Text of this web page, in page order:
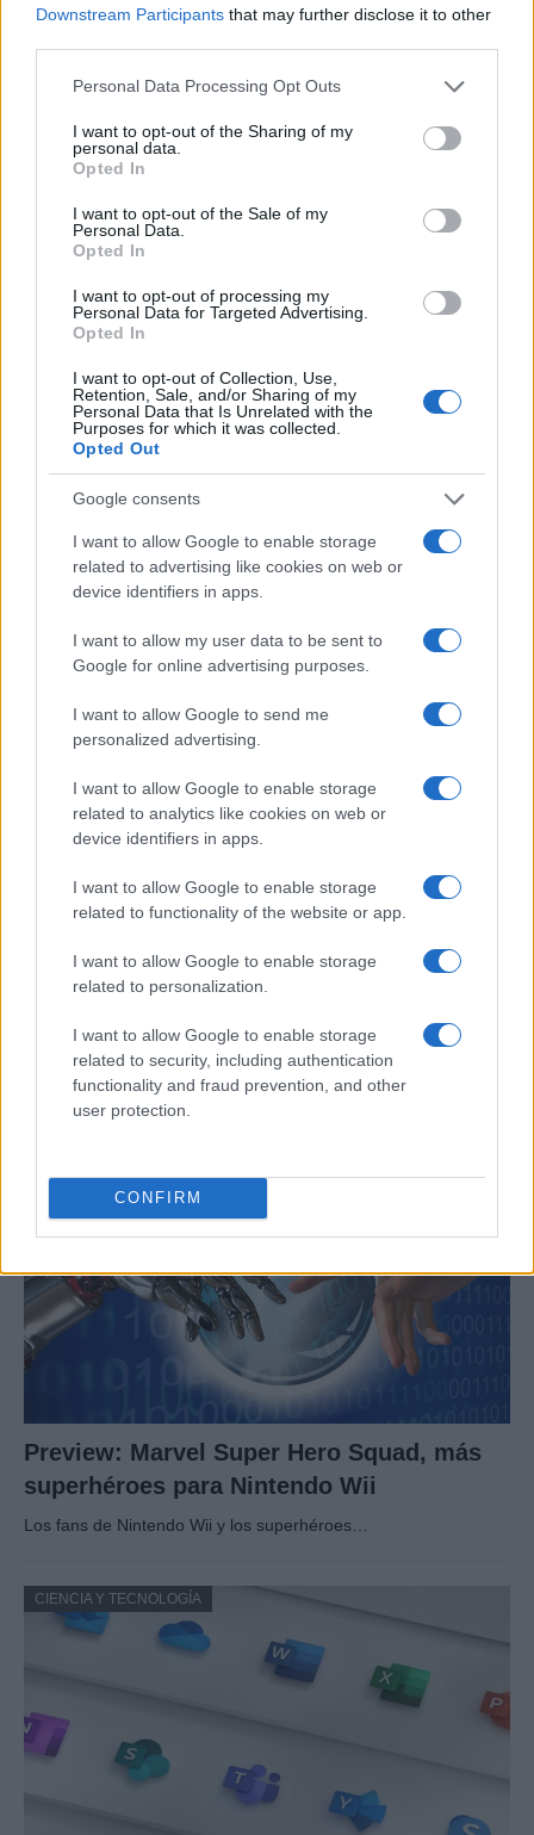
Downstream Participants that may further disclose it to other
Please note that this website/app uses one or more Google
not limited to your visit or usage behaviour. You may click to
grant or deny consent to Google and its third-party tags to
use your data for below specified purposes in below Google
consent section.
Personal Data Processing Opt Outs
I want to opt-out of the Sharing of my
personal data.
Opted In
I want to opt-out of the Sale of my
Personal Data.
Opted In
I want to opt-out of processing my
Personal Data for Targeted Advertising.
Opted In
I want to opt-out of Collection, Use,
Retention, Sale, and/or Sharing of my
Personal Data that Is Unrelated with the
Purposes for which it was collected.
Opted Out
Google consents
I want to allow Google to enable storage
related to advertising like cookies on web or
device identifiers in apps.
I want to allow my user data to be sent to
Google for online advertising purposes.
I want to allow Google to send me
personalized advertising.
I want to allow Google to enable storage
related to analytics like cookies on web or
device identifiers in apps.
I want to allow Google to enable storage
related to functionality of the website or app.
I want to allow Google to enable storage
related to personalization.
I want to allow Google to enable storage
related to security, including authentication
functionality and fraud prevention, and other
user protection.
CONFIRM
Cómo elegir una carrera STEAM: perfiles
emergentes y competencias clave
Descubre cómo elegir la mejor opción en STEAM:…
CIENCIA Y TECNOLOGÍA
Cómo se estructuran los planes de I+D y
Los planes regionales de ciencia y tecnología son…
Un hombre compra el primer mensaje
SMS de la historia por 107.000 euros
Un canadiense compra el primer mensaje de texto…
Preview: Marvel Super Hero Squad, más
superhéroes para Nintendo Wii
Los fans de Nintendo Wii y los superhéroes…
CIENCIA Y TECNOLOGÍA